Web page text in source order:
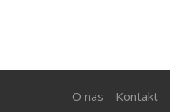
O nas Kontakt